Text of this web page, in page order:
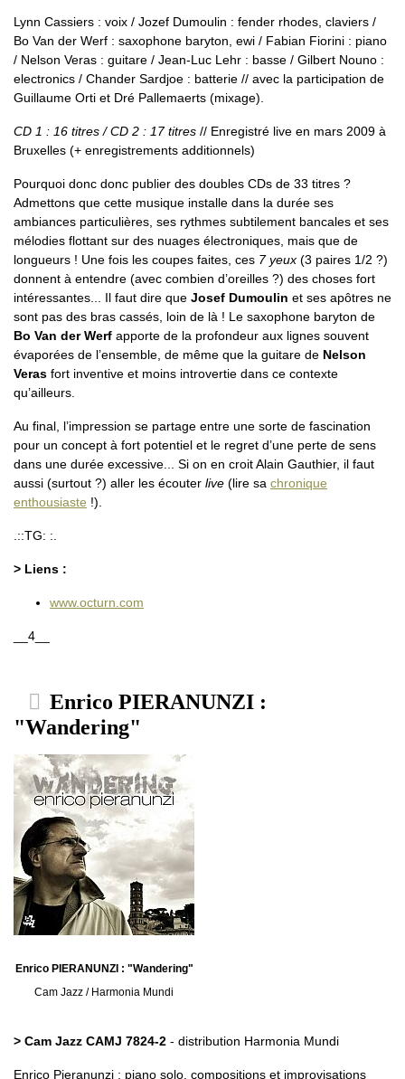
Lynn Cassiers : voix / Jozef Dumoulin : fender rhodes, claviers /
Bo Van der Werf : saxophone baryton, ewi / Fabian Fiorini : piano
/ Nelson Veras : guitare / Jean-Luc Lehr : basse / Gilbert Nouno :
electronics / Chander Sardjoe : batterie // avec la participation de
Guillaume Orti et Dré Pallemaerts (mixage).
CD 1 : 16 titres / CD 2 : 17 titres // Enregistré live en mars 2009 à
Bruxelles (+ enregistrements additionnels)
Pourquoi donc donc publier des doubles CDs de 33 titres ?
Admettons que cette musique installe dans la durée ses
ambiances particulières, ses rythmes subtilement bancales et ses
mélodies flottant sur des nuages électroniques, mais que de
longueurs ! Une fois les coupes faites, ces 7 yeux (3 paires 1/2 ?)
donnent à entendre (avec combien d’oreilles ?) des choses fort
intéressantes... Il faut dire que Josef Dumoulin et ses apôtres ne
sont pas des bras cassés, loin de là ! Le saxophone baryton de
Bo Van der Werf apporte de la profondeur aux lignes souvent
évaporées de l’ensemble, de même que la guitare de Nelson
Veras fort inventive et moins introvertie dans ce contexte
qu’ailleurs.
Au final, l’impression se partage entre une sorte de fascination
pour un concept à fort potentiel et le regret d’une perte de sens
dans une durée excessive... Si on en croit Alain Gauthier, il faut
aussi (surtout ?) aller les écouter live (lire sa chronique
enthousiaste !).
.::TG: :.
> Liens :
www.octurn.com
__4__
Enrico PIERANUNZI :
"Wandering"
Enrico PIERANUNZI : "Wandering"
Cam Jazz / Harmonia Mundi
> Cam Jazz CAMJ 7824-2 - distribution Harmonia Mundi
Enrico Pieranunzi : piano solo, compositions et improvisations